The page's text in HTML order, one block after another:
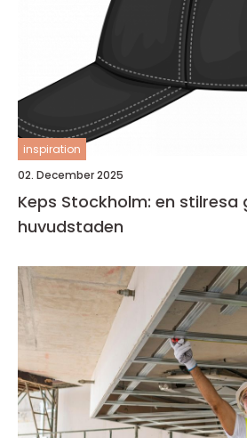
inspiration
02. December 2025
Keps Stockholm: en stilresa
huvudstaden